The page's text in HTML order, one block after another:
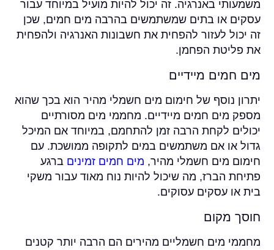
משמעותי באנרגיה. זה יכול להיות מועיל במיוחד עבור
עסקים או בתים שמשתמשים בהרבה מים חמים, שכן
זה יכול לעזור להפחית את חשבונות האנרגיה ולהפחית
את פליטת הפחמן.
מים חמים מיידיים
יתרון נוסף של חימום מים חשמלי מהיר הוא בכך שהוא
מספק מים חמים מיידיים. מחממי מים מסורתיים
יכולים לקחת הרבה זמן להתחמם, במיוחד אם המיכל
גדול או אם משתמשים במים לתקופה ממושכת. עם
חימום מים חשמלי מהיר, מים חמים זמינים ברגע
פתיחת הברז, מה שיכול להיות נוח מאוד עבור משקי
בית או עסקים עסוקים.
חוסך מקום
מחממי מים חשמליים מהירים הם הרבה יותר קטנים